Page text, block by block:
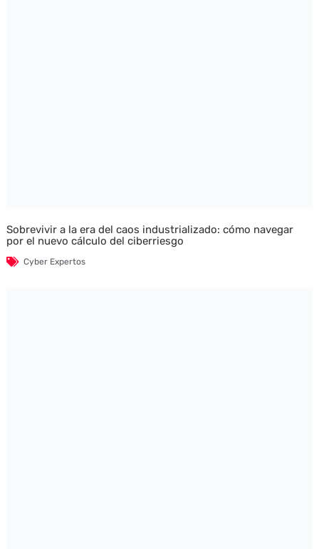
Sobrevivir a la era del caos industrializado: cómo navegar
por el nuevo cálculo del ciberriesgo
Cyber Expertos